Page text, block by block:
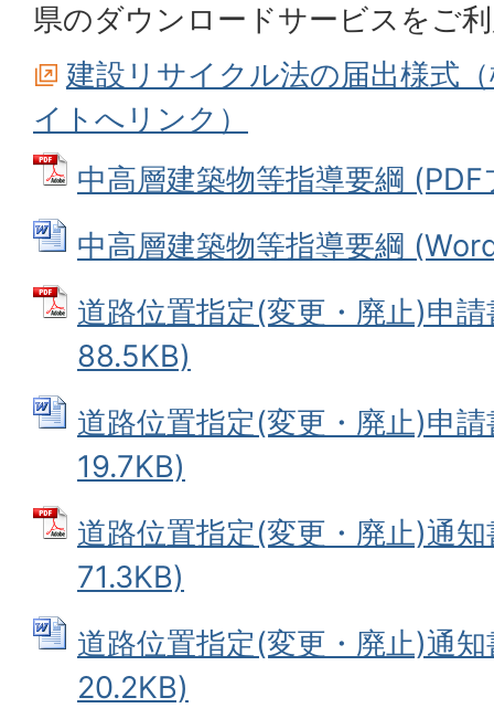
県のダウンロードサービスをご
建設リサイクル法の届出様式
イトへリンク）
中高層建築物等指導要綱
中高層建築物等指導要綱
道路位置指定(変更・廃止)申
88.5KB)
道路位置指定(変更・廃止)申
19.7KB)
道路位置指定(変更・廃止)通
71.3KB)
道路位置指定(変更・廃止)通
20.2KB)